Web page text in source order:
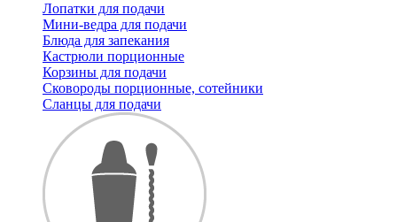
Лопатки для подачи
Мини-ведра для подачи
Блюда для запекания
Кастрюли порционные
Корзины для подачи
Сковороды порционные, сотейники
Сланцы для подачи